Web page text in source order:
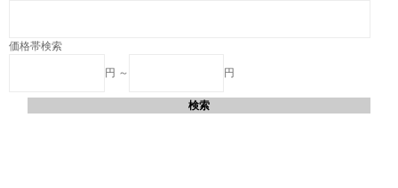
価格帯検索
円 ～ 円